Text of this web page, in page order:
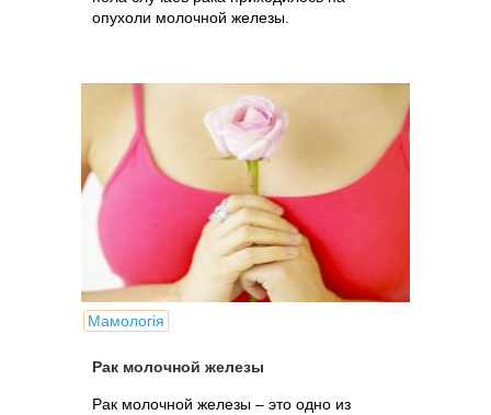
опухоли молочной железы.
Мамологія
Рак молочной железы
Рак молочной железы – это одно из